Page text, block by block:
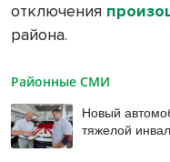
отключения
района.
Районные СМИ
Новый
тяжелой